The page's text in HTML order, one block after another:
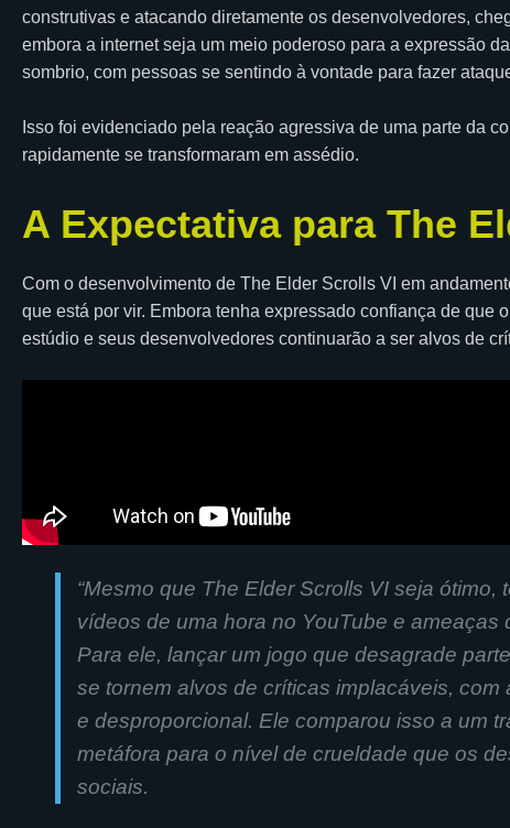
construtivas e atacando diretamente os desenvolvedores,
embora a internet seja um meio poderoso para a expressão
sombrio, com pessoas se sentindo à vontade para fazer
Isso foi evidenciado pela reação agressiva de uma parte da
rapidamente se transformaram em assédio.
A Expectativa para The
Com o desenvolvimento de The Elder Scrolls VI em
que está por vir. Embora tenha expressado confiança de que
estúdio e seus desenvolvedores continuarão a ser alvos de
“Mesmo que The Elder Scrolls VI seja
vídeos de uma hora no YouTube e ameaças
Para ele, lançar um jogo que desagrade
se tornem alvos de críticas implacáveis,
e desproporcional. Ele comparou isso a um
metáfora para o nível de crueldade que os
sociais.